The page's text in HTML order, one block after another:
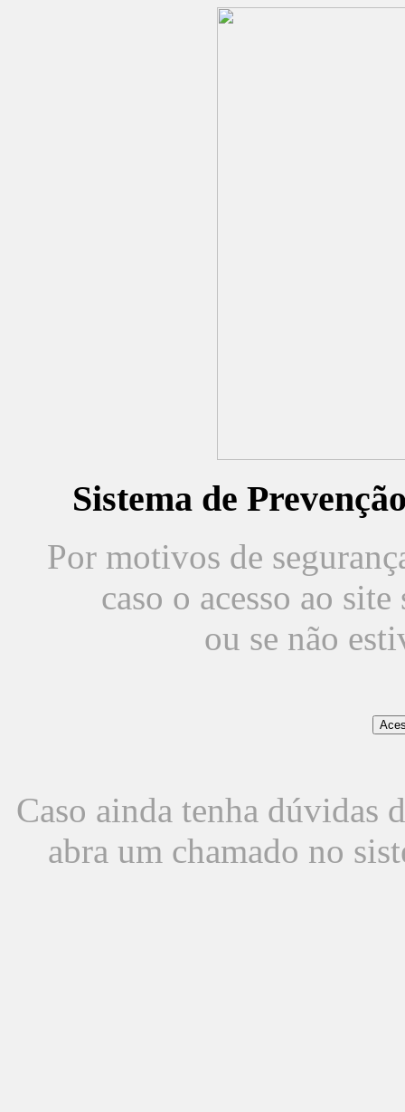
Sistema de
Por motivos de
caso o acesso ao
ou se não
Caso ainda tenha dúvidas
abra um chamado no